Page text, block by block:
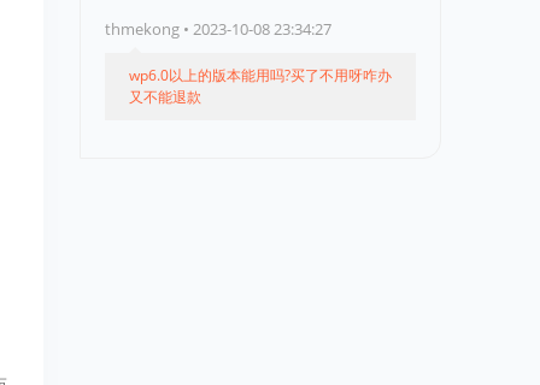
thmekong • 2023-10-08 23:34:27
wp6.0以上的版本能用吗?买了不用呀咋办
又不能退款